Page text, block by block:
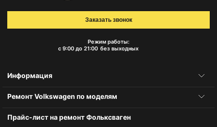
Режим работы:
с 9:00 до 21:00 без выходных
Заказать звонок
Информация
Ремонт Volkswagen по моделям
Прайс-лист на ремонт Фольксваген